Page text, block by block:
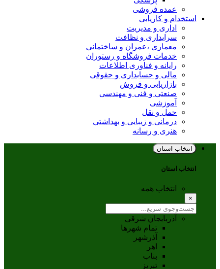
عمده فروشی
استخدام و کاریابی
اداری و مدیریت
سرایداری و نظافت
معماری ،عمران و ساختمانی
خدمات فروشگاه و رستوران
رایانه و فناوری اطلاعات
مالی و حسابداری و حقوقی
بازاریابی و فروش
صنعتی و فنی و مهندسی
آموزشی
حمل و نقل
درمانی و زیبایی و بهداشتی
هنری و رسانه
انتخاب استان
انتخاب استان
انتخاب همه
×
آذربایجان شرقی
تمام شهر‌ها
آذرشهر
اهر
بناب
تبريز